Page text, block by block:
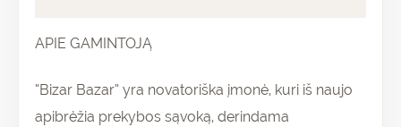
APIE GAMINTOJĄ
“Bizar Bazar” yra novatoriška įmonė, kuri iš naujo
apibrėžia prekybos sąvoką, derindama